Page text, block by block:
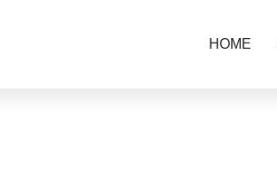
HOME